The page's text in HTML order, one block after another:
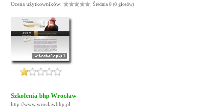
Ocena użytkowników:
Średnia 0 (0 głosów)
Szkolenia bhp Wrocław
http://www.wroclawbhp.pl